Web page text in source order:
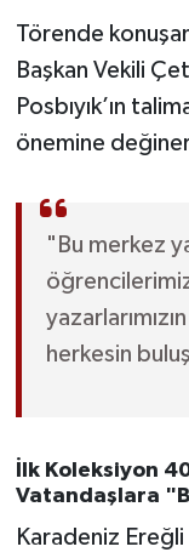
Törende
Başkan Vekili
Posbıyık’ın
önemine
"Bu merkez
herkesin
İlk Koleksiyon
Vatandaşlara
Karadeniz